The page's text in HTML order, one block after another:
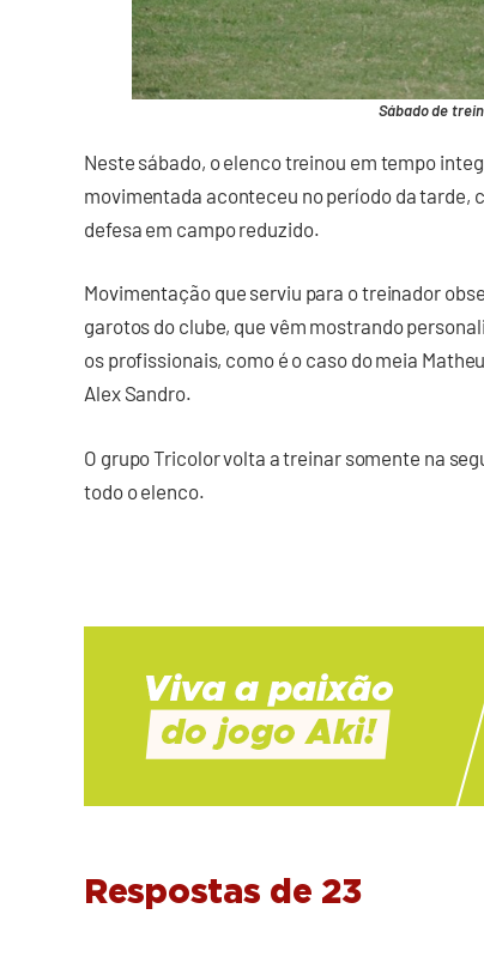
Sábado de
Neste sábado, o elenco treinou em tempo
movimentada aconteceu no período da tarde,
defesa em campo reduzido.
Movimentação que serviu para o treinador
garotos do clube, que vêm mostrando
os profissionais, como é o caso do meia
Alex Sandro.
O grupo Tricolor volta a treinar somente na
todo o elenco.
Respostas de 23